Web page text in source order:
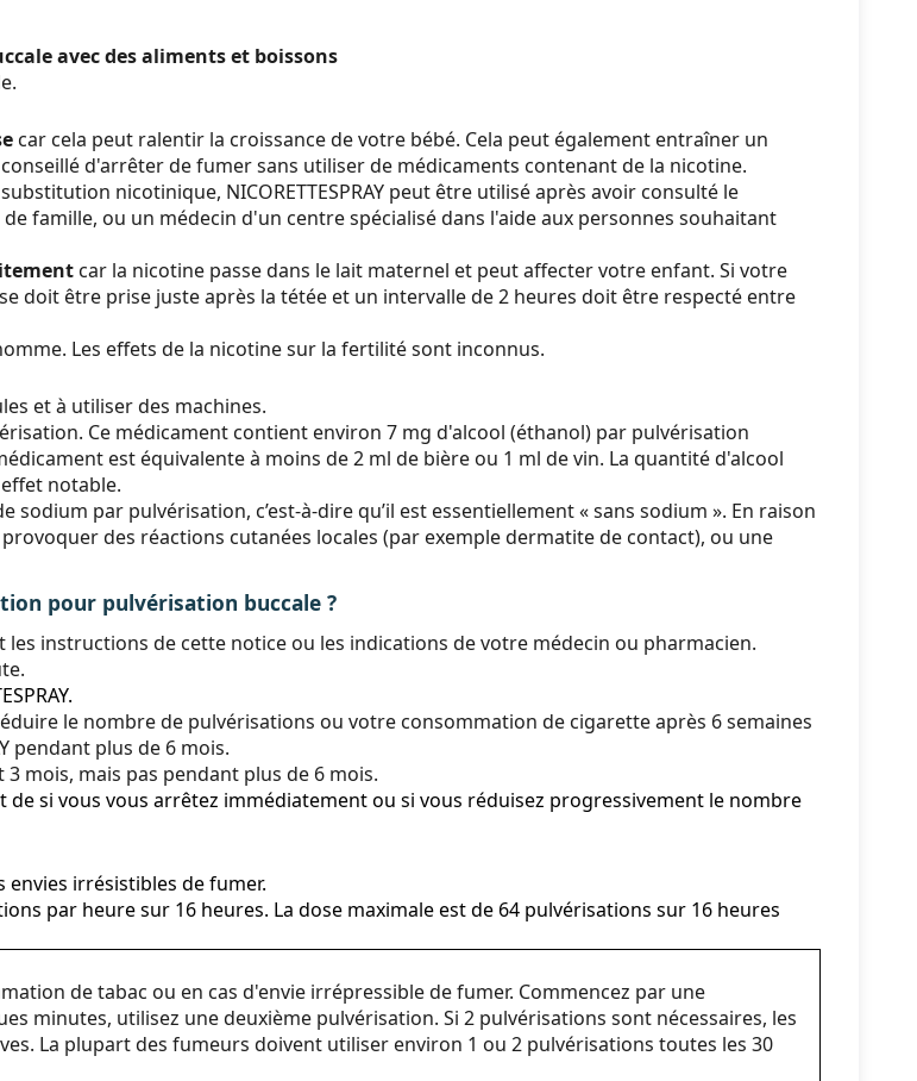
avec des aliments et boissons
car cela peut ralentir la croissance de votre bébé. Cela peut également entraîner un
d'arrêter de fumer sans utiliser de médicaments contenant de la nicotine.
nicotinique, NICORETTESPRAY peut être utilisé après avoir consulté le
famille, ou un médecin d'un centre spécialisé dans l'aide aux personnes souhaitant
car la nicotine passe dans le lait maternel et peut affecter votre enfant. Si votre
doit être prise juste après la tétée et un intervalle de 2 heures doit être respecté entre
Les effets de la nicotine sur la fertilité sont inconnus.
et à utiliser des machines.
Ce médicament contient environ 7 mg d'alcool (éthanol) par pulvérisation
est équivalente à moins de 2 ml de bière ou 1 ml de vin. La quantité d'alcool
notable.
sodium par pulvérisation, c’est-à-dire qu’il est essentiellement « sans sodium ». En raison
provoquer des réactions cutanées locales (par exemple dermatite de contact), ou une
pour pulvérisation buccale ?
les instructions de cette notice ou les indications de votre médecin ou pharmacien.
le nombre de pulvérisations ou votre consommation de cigarette après 6 semaines
pendant plus de 6 mois.
3 mois, mais pas pendant plus de 6 mois.
de si vous vous arrêtez immédiatement ou si vous réduisez progressivement le nombre
envies irrésistibles de fumer.
par heure sur 16 heures. La dose maximale est de 64 pulvérisations sur 16 heures
de tabac ou en cas d'envie irrépressible de fumer. Commencez par une
minutes, utilisez une deuxième pulvérisation. Si 2 pulvérisations sont nécessaires, les
La plupart des fumeurs doivent utiliser environ 1 ou 2 pulvérisations toutes les 30